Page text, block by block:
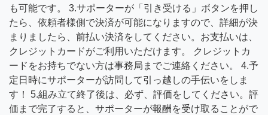
も可能です。 3.サポーターが「引き受ける」ボタンを押し
たら、依頼者様側で決済が可能になりますので、詳細が決
まりましたら、前払い決済をしてください。お支払いは、
クレジットカードがご利用いただけます。 クレジットカ
ードをお持ちでない方は事務局までご連絡ください。 4.予
定日時にサポーターが訪問して引っ越しの手伝いをしま
す！ 5.組み立て終了後は、必ず、評価をしてください。評
価まで完了すると、サポーターが報酬を受け取ることがで